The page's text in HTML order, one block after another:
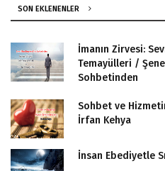
SON EKLENENLER
İmanın Zirvesi:
Temayülleri /
Sohbetinden
Sohbet ve
İrfan Kehya
İnsan Ebediyetle